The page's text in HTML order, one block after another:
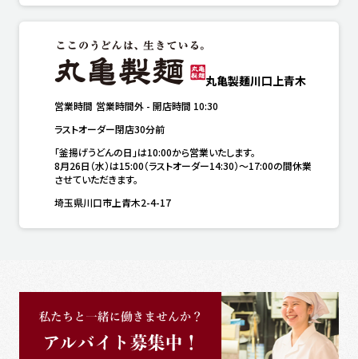
丸亀製麺川口上青木
営業時間 営業時間外 - 開店時間 10:30
ラストオーダー閉店30分前
「釜揚げうどんの日」は10:00から営業いたします。
8月26日（水）は15:00（ラストオーダー14:30）～17:00の間休業
させていただきます。
埼玉県川口市上青木2-4-17